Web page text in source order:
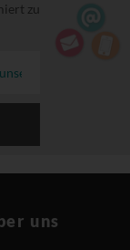
zu
uns